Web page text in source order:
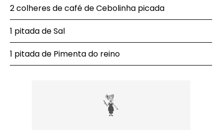
2 colheres de café de Cebolinha picada
1 pitada de Sal
1 pitada de Pimenta do reino